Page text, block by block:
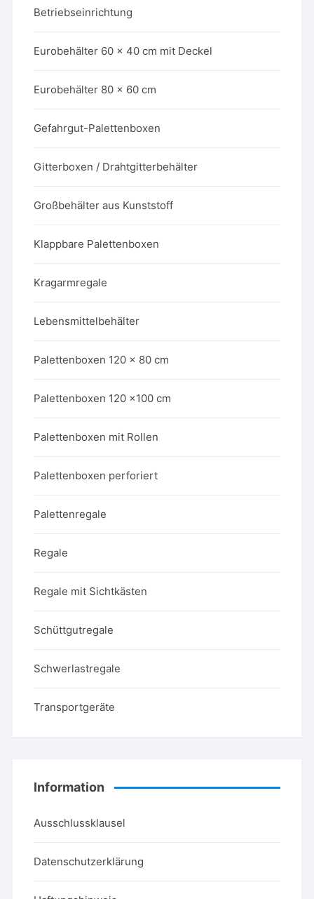
Betriebseinrichtung
Eurobehälter 60 x 40 cm mit Deckel
Eurobehälter 80 x 60 cm
Gefahrgut-Palettenboxen
Gitterboxen / Drahtgitterbehälter
Großbehälter aus Kunststoff
Klappbare Palettenboxen
Kragarmregale
Lebensmittelbehälter
Palettenboxen 120 x 80 cm
Palettenboxen 120 x100 cm
Palettenboxen mit Rollen
Palettenboxen perforiert
Palettenregale
Regale
Regale mit Sichtkästen
Schüttgutregale
Schwerlastregale
Transportgeräte
Information
Ausschlussklausel
Datenschutzerklärung